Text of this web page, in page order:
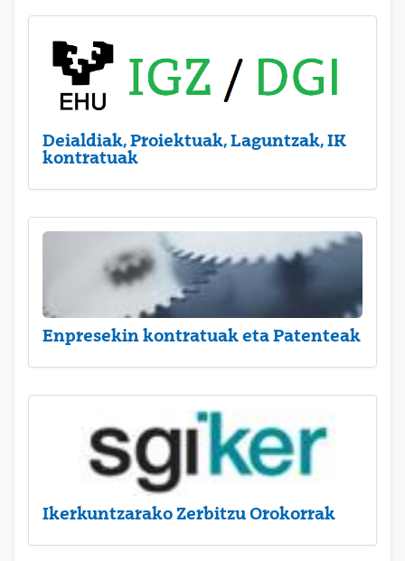
Deialdiak, Proiektuak, Laguntzak, IK
kontratuak
Enpresekin kontratuak eta Patenteak
Ikerkuntzarako Zerbitzu Orokorrak